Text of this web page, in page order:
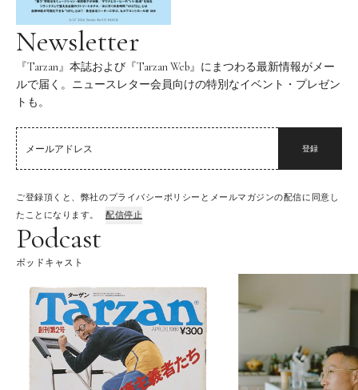
Newsletter
『Tarzan』本誌および『Tarzan Web』にまつわる最新情報がメー
ルで届く。ニュースレター会員向けの特別なイベント・プレゼン
トも。
登録
ご登録頂くと、弊社のプライバシーポリシーとメールマガジンの配信に同意し
たことになります。
配信停止
Podcast
ポッドキャスト